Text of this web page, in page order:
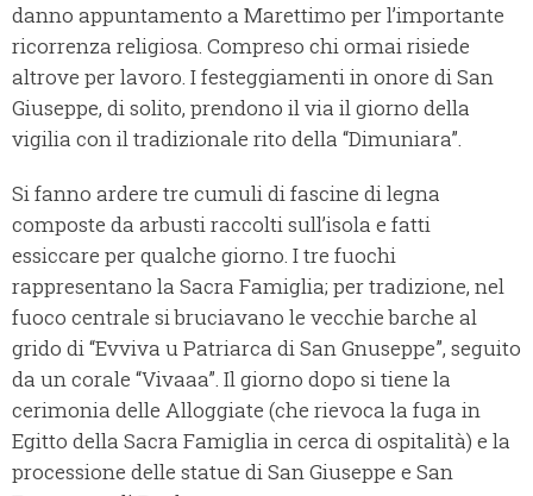
danno appuntamento a Marettimo per l’importante
ricorrenza religiosa. Compreso chi ormai risiede
altrove per lavoro. I festeggiamenti in onore di San
Giuseppe, di solito, prendono il via il giorno della
vigilia con il tradizionale rito della “Dimuniara”.
Si fanno ardere tre cumuli di fascine di legna
composte da arbusti raccolti sull’isola e fatti
essiccare per qualche giorno. I tre fuochi
rappresentano la Sacra Famiglia; per tradizione, nel
fuoco centrale si bruciavano le vecchie barche al
grido di “Evviva u Patriarca di San Gnuseppe”, seguito
da un corale “Vivaaa”. Il giorno dopo si tiene la
cerimonia delle Alloggiate (che rievoca la fuga in
Egitto della Sacra Famiglia in cerca di ospitalità) e la
processione delle statue di San Giuseppe e San